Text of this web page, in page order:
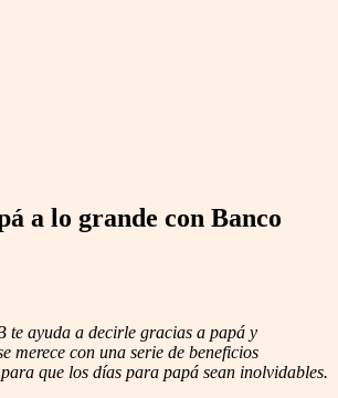
a lo grande con Banco
te ayuda a decirle gracias a papá y
merece con una serie de beneficios
que los días para papá sean inolvidables.